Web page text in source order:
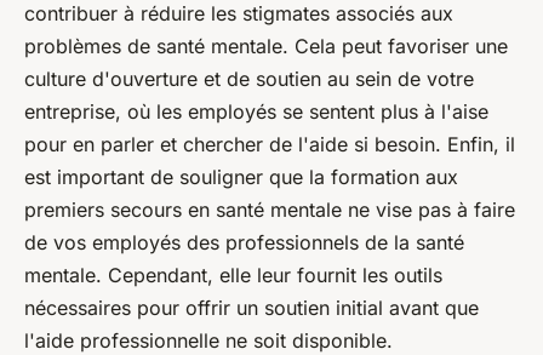
contribuer à réduire les stigmates associés aux
problèmes de santé mentale. Cela peut favoriser une
culture d'ouverture et de soutien au sein de votre
entreprise, où les employés se sentent plus à l'aise
pour en parler et chercher de l'aide si besoin. Enfin, il
est important de souligner que la formation aux
premiers secours en santé mentale ne vise pas à faire
de vos employés des professionnels de la santé
mentale. Cependant, elle leur fournit les outils
nécessaires pour offrir un soutien initial avant que
l'aide professionnelle ne soit disponible.